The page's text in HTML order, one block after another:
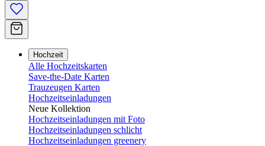
Hochzeit
Alle Hochzeitskarten
Save-the-Date Karten
Trauzeugen Karten
Hochzeitseinladungen
Neue Kollektion
Hochzeitseinladungen mit Foto
Hochzeitseinladungen schlicht
Hochzeitseinladungen greenery